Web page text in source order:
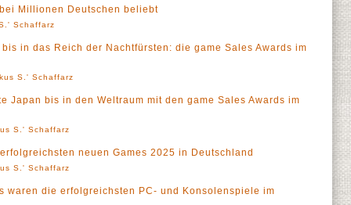
Millionen Deutschen beliebt
Schaffarz
in das Reich der Nachtfürsten: die game Sales Awards im
S.' Schaffarz
Japan bis in den Weltraum mit den game Sales Awards im
S.' Schaffarz
neuen Games 2025 in Deutschland
S.' Schaffarz
waren die erfolgreichsten PC- und Konsolenspiele im